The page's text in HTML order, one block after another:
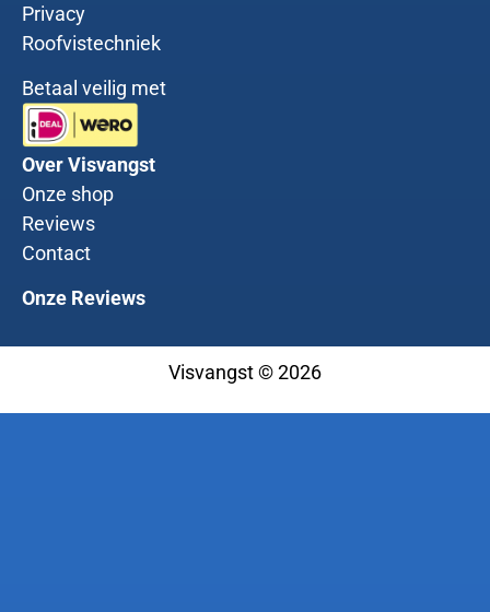
Privacy
Roofvistechniek
Betaal veilig met
Over Visvangst
Onze shop
Reviews
Contact
Onze Reviews
Visvangst © 2026